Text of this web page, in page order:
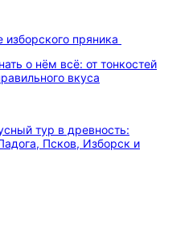
изборского пряника
о нём всё: от тонкостей
вкуса